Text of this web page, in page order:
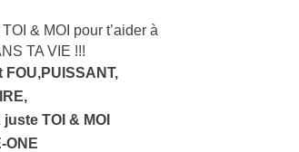
& MOI pour t’aider à
TA VIE !!!
TOI & MOI
ONE